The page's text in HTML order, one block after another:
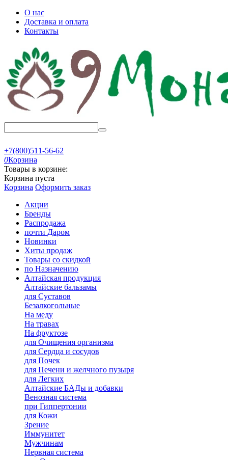
О нас
Доставка и оплата
Контакты
+7(800)511-56-62
0Корзина
Товары в корзине:
Корзина пуста
Корзина Оформить заказ
Акции
Бренды
Распродажа
почти Даром
Новинки
Хиты продаж
Товары со скидкой
по Назначению
Алтайская продукция
Алтайские бальзамы
для Суставов
Безалкогольные
На меду
На травах
На фруктозе
для Очищения организма
для Сердца и сосудов
для Почек
для Печени и желчного пузыря
для Легких
Алтайские БАДы и добавки
Венозная система
при Гиппертонии
для Кожи
Зрение
Иммунитет
Мужчинам
Нервная система